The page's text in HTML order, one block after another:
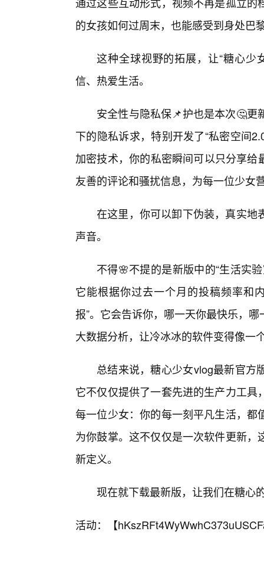
的女孩如何过周末，也能感受到身处巴
这种全球视野的拓展，让“糖心
信、热爱生活。
安全性与隐私保📌护也是本次🤔
下的隐私诉求，特别开发了“私密空间
加密技术，你的私密瞬间可以只分享
友善的评论和骚扰信息，为每一位少女
在这里，你可以卸下伪装，真实地
声音。
不得🌸不提的是新版中的“生活实
它能根据你过去一个月的投稿频率和
报”。它会告诉你，哪一天你最快乐，
大数据分析，让冷冰冰的软件变得像一
总结来说，糖心少女vlog最新官方
它不仅仅提供了一套先进的生产力工
每一位少女：你的每一刻平凡生活，
为你鼓掌。这不仅仅是一次软件更新
新定义。
现在就下载最新版，让我们在糖心
活动：【